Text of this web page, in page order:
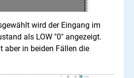
wird der Eingang im
als LOW "0" angezeigt.
aber in beiden Fällen die